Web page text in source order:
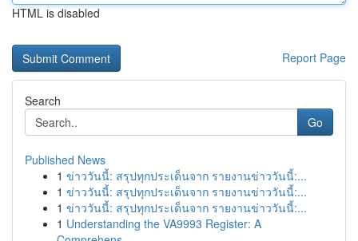
HTML is disabled
Report Page
Search
Go
Published News
1 ข่าววันนี้: สรุปทุกประเด็นจาก รายงานข่าววันนี้:...
1 ข่าววันนี้: สรุปทุกประเด็นจาก รายงานข่าววันนี้:...
1 ข่าววันนี้: สรุปทุกประเด็นจาก รายงานข่าววันนี้:...
1 Understanding the VA9993 Register: A